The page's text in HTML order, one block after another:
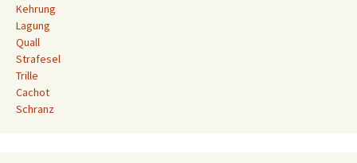
Kehrung
Lagung
Quall
Strafesel
Trille
Cachot
Schranz